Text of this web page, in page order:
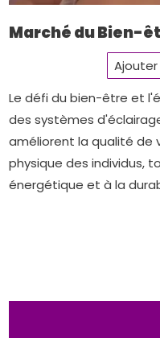
Marché du Bien-
Le défi du bien-être et
des systèmes
améliorent la qualité de
physique des individus,
énergétique et à la